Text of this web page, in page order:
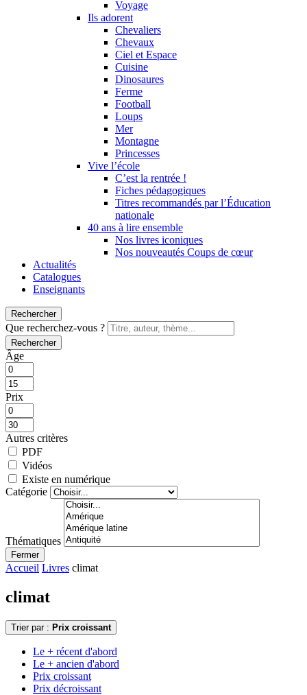
Voyage
Ils adorent
Chevaliers
Chevaux
Ciel et Espace
Cuisine
Dinosaures
Ferme
Football
Loups
Mer
Montagne
Princesses
Vive l’école
C’est la rentrée !
Fiches pédagogiques
Titres recommandés par l’Éducation
nationale
40 ans à lire ensemble
Nos livres iconiques
Nos nouveautés Coups de cœur
Actualités
Catalogues
Enseignants
Rechercher
Que recherchez-vous ?
Rechercher
Âge
Prix
Autres critères
PDF
Vidéos
Existe en numérique
Catégorie
Thématiques
Fermer
Accueil Livres climat
climat
Trier par : Prix croissant
Le + récent d'abord
Le + ancien d'abord
Prix croissant
Prix décroissant